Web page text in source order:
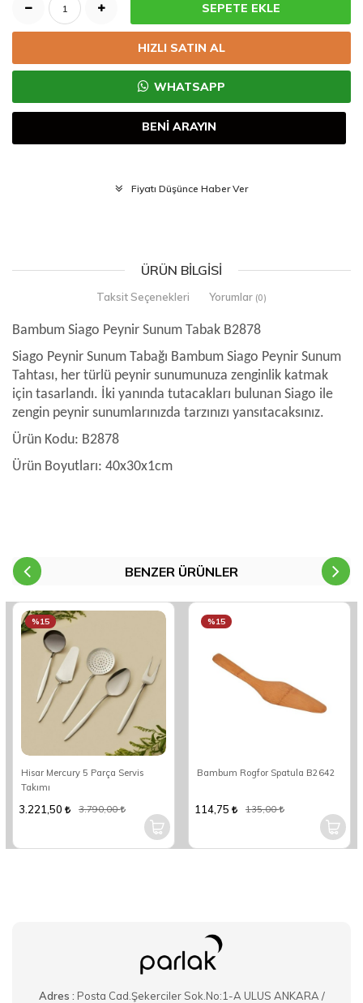
SEPETE EKLE
HIZLI SATIN AL
WHATSAPP
BENİ ARAYIN
Fiyatı Düşünce Haber Ver
ÜRÜN BILGISI
Taksit Seçenekleri Yorumlar (0)
Bambum Siago Peynir Sunum Tabak B2878
Siago Peynir Sunum Tabağı Bambum Siago Peynir Sunum
Tahtası, her türlü peynir sunumunuza zenginlik katmak
için tasarlandı. İki yanında tutacakları bulunan Siago ile
zengin peynir sunumlarınızda tarzınızı yansıtacaksınız.
Ürün Kodu: B2878
Ürün Boyutları: 40x30x1cm
BENZER ÜRÜNLER
Hisar Mercury 5 Parça Servis
Takımı
%15
3.221,50 3.790,00
Bambum Rogfor Spatula B2642
%15
114,75 135,00
Adres : Posta Cad.Şekerciler Sok.No:1-A ULUS ANKARA /